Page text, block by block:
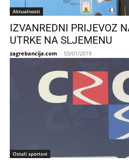
Aktualnosti
IZVANREDNI PRIJEVOZ
UTRKE NA SLJEMENU
zagrebancija.com - 03/01/2019
Ostali sportovi